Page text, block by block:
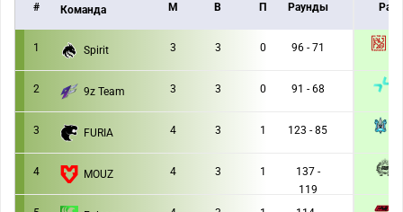
# Команда M В П Раунды
1 Spirit 3 3 0 96 - 71
2 9z Team 3 3 0 91 - 68
3 FURIA 4 3 1 123 - 85
4 MOUZ 4 3 1
137 -
119